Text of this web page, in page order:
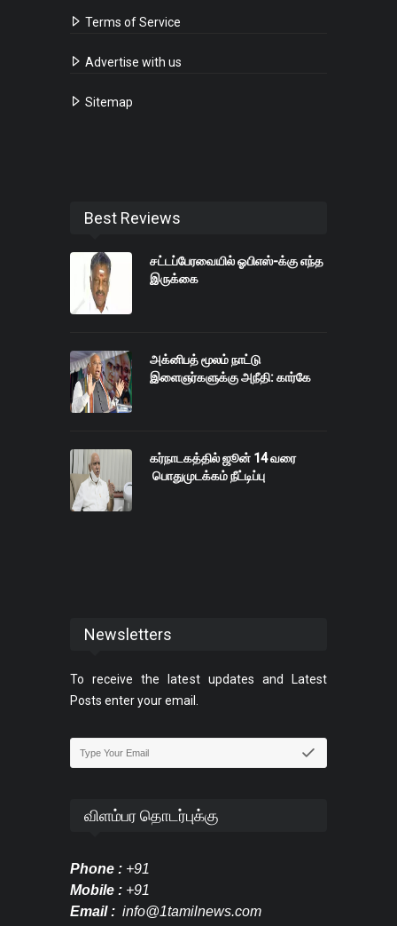
Terms of Service
Advertise with us
Sitemap
Best Reviews
சட்டப்பேரவையில் ஓபிஎஸ்-க்கு எந்த
இருக்கை
அக்னிபத் மூலம் நாட்டு
இளைஞர்களுக்கு அநீதி: கார்கே
கர்நாடகத்தில் ஜூன் 14 வரை
பொதுமுடக்கம் நீட்டிப்பு
Newsletters
To receive the latest updates and Latest
Posts enter your email.
விளம்பர தொடர்புக்கு
Phone : +91
Mobile : +91
Email : info@1tamilnews.com